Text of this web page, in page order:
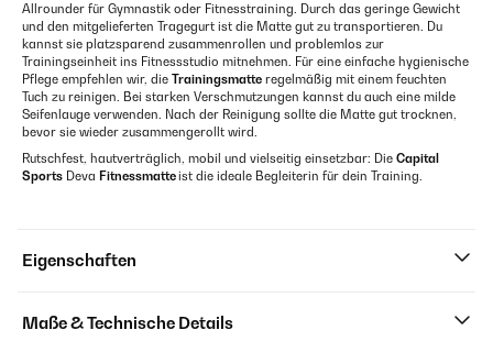
Allrounder für Gymnastik oder Fitnesstraining. Durch das geringe Gewicht
und den mitgelieferten Tragegurt ist die Matte gut zu transportieren. Du
kannst sie platzsparend zusammenrollen und problemlos zur
Trainingseinheit ins Fitnessstudio mitnehmen. Für eine einfache hygienische
Pflege empfehlen wir, die Trainingsmatte regelmäßig mit einem feuchten
Tuch zu reinigen. Bei starken Verschmutzungen kannst du auch eine milde
Seifenlauge verwenden. Nach der Reinigung sollte die Matte gut trocknen,
bevor sie wieder zusammengerollt wird.
Rutschfest, hautverträglich, mobil und vielseitig einsetzbar: Die Capital
Sports Deva Fitnessmatteist die ideale Begleiterin für dein Training.
Eigenschaften
Maße & Technische Details